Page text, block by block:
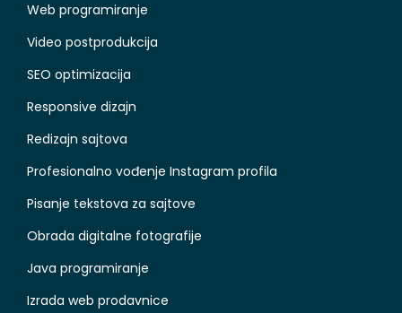
Web programiranje
Video postprodukcija
SEO optimizacija
Responsive dizajn
Redizajn sajtova
Profesionalno vođenje Instagram profila
Pisanje tekstova za sajtove
Obrada digitalne fotografije
Java programiranje
Izrada web prodavnice